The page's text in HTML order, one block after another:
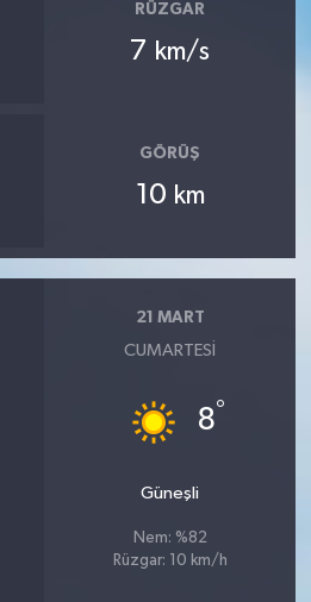
RÜZGAR
7 km/s
GÖRÜŞ
10 km
21 MART
CUMARTESI
8°
Güneşli
Nem: %82
Rüzgar: 10 km/h